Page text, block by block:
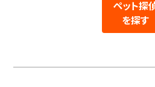
ペット探
を探す